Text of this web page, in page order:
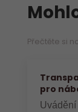
Přečtěte si
pro